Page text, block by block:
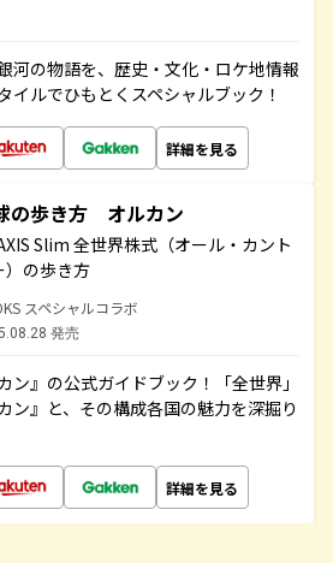
河の物語を、歴史・文化・ロケ地情報
イルでひもとくスペシャルブック！
詳細を見る
の歩き方 オルカン
Slim 全世界株式（オール・カント
）の歩き方
スペシャルコラボ
発売
ン』の公式ガイドブック！「全世界」
ン』と、その構成各国の魅力を深掘り
詳細を見る